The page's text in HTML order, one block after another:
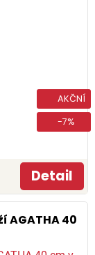
AKČNÍ
-7%
Detail
AGATHA 40